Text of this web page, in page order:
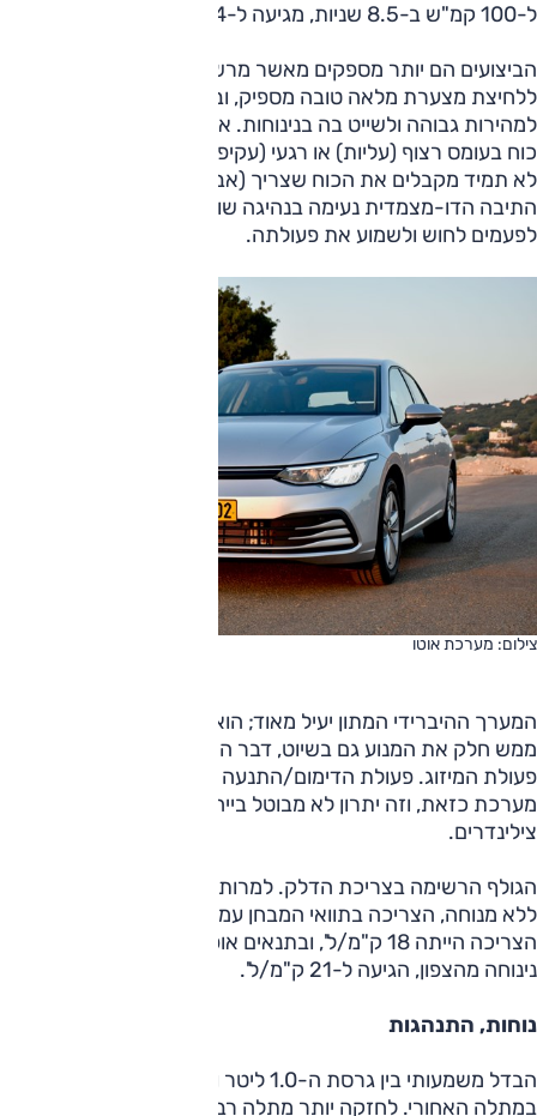
ל-100 קמ"ש ב-8.5 שניות, מגיעה ל-224 קמ"ש.
הביצועים הם יותר מספקים מאשר מרשימים. עם הזינוק התגובה
ללחיצת מצערת מלאה טובה מספיק, ובשיוט בין-עירוני קל להגיע
למהירות גבוהה ולשייט בה בנינוחות. אבל כאשר צריך קצת יותר
כוח בעומס רצוף (עליות) או רגעי (עקיפות), ומאמצים את המנוע –
לא תמיד מקבלים את הכוח שצריך (אבל כן יותר רעש). פעולת
התיבה הדו-מצמדית נעימה בנהיגה שוטפת, גם אם בזחילות ניתן
לפעמים לחוש ולשמוע את פעולתה.
צילום: מערכת אוטו
המערך ההיברידי המתון יעיל מאוד; הוא מדומם לא מעט ובאופן
ממש חלק את המנוע גם בשיוט, דבר המורגש בגלל הפסקת
פעולת המיזוג. פעולת הדימום/התנעה נעימה בהרבה מאשר ללא
צילינדרים.
הגולף הרשימה בצריכת הדלק. למרות הימים החמים ומזגן שעבד
הצריכה הייתה 18 ק"מ/ל', ובתנאים אופטימליים, כמו נסיעת לילה
נינוחה מהצפון, הגיעה ל-21 ק"מ/ל'.
נוחות, התנהגות
במתלה האחורי. לחזקה יותר מתלה רב-חיבורי, כאן קורת מתח –